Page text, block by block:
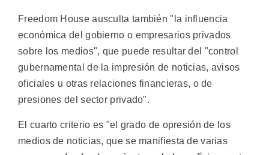
Freedom House ausculta también "la influencia
económica del gobierno o empresarios privados
sobre los medios", que puede resultar del "control
gubernamental de la impresión de noticias, avisos
oficiales u otras relaciones financieras, o de
presiones del sector privado".
El cuarto criterio es "el grado de opresión de los
medios de noticias, que se manifiesta de varias